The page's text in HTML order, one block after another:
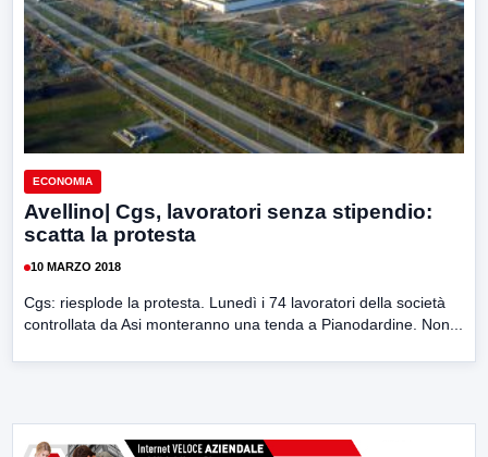
ECONOMIA
Avellino| Cgs, lavoratori senza stipendio:
scatta la protesta
10 MARZO 2018
Cgs: riesplode la protesta. Lunedì i 74 lavoratori della società
controllata da Asi monteranno una tenda a Pianodardine. Non...